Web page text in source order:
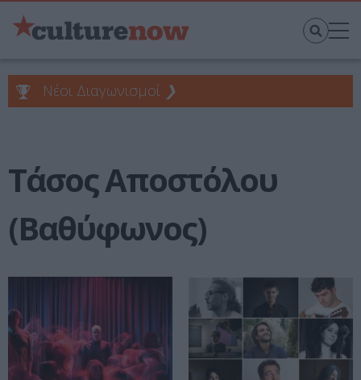
Νέοι Διαγωνισμοί ❯
Τάσος Αποστόλου
(Βαθύφωνος)